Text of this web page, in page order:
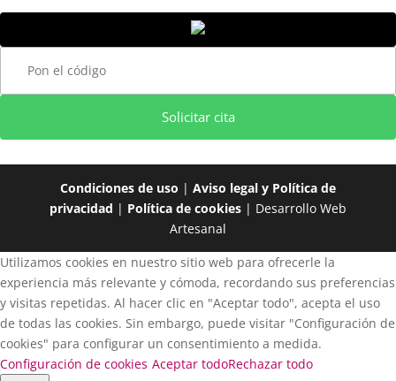
Solicitar cita
Condiciones de uso | Aviso legal y Política de
privacidad | Política de cookies| Desarrollo Web
Artesanal
Utilizamos cookies en nuestro sitio web para ofrecerle la
experiencia más relevante y cómoda, recordando sus preferencias
y visitas repetidas. Al hacer clic en "Aceptar todo", acepta el uso
de todas las cookies. Sin embargo, puede visitar "Configuración de
cookies" para configurar un consentimiento a medida.
Configuración de cookies Aceptar todoRechazar todo